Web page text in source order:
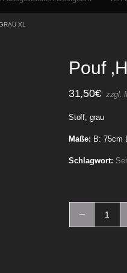
XL
Pouf
31,50€* zzgl.
Stoff, grau
Maße: B: 75cm
Schlagwort: